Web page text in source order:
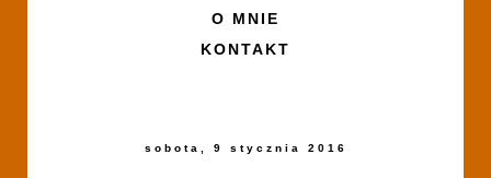
O MNIE
KONTAKT
sobota, 9 stycznia 2016